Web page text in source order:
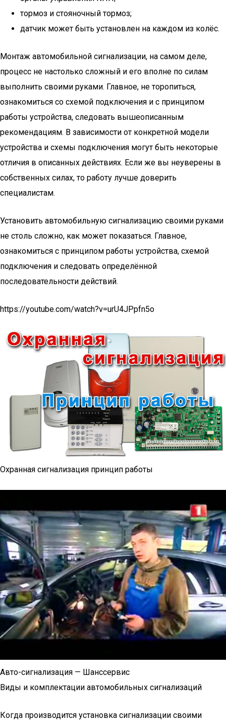
тормоз и стояночный тормоз;
датчик может быть установлен на каждом из колёс.
Монтаж автомобильной сигнализации, на самом деле,
процесс не настолько сложный и его вполне по силам
выполнить своими руками. Главное, не торопиться,
ознакомиться со схемой подключения и с принципом
работы устройства, следовать вышеописанным
рекомендациям. В зависимости от конкретной модели
устройства и схемы подключения могут быть некоторые
отличия в описанных действиях. Если же вы неуверены в
собственных силах, то работу лучше доверить
специалистам.
Установить автомобильную сигнализацию своими руками
не столь сложно, как может показаться. Главное,
ознакомиться с принципом работы устройства, схемой
подключения и следовать определённой
последовательности действий.
https://youtube.com/watch?v=urU4JPpfn5o
Охранная сигнализация принцип работы
Авто-сигнализация — Шанссервис
Виды и комплектации автомобильных сигнализаций
Когда производится установка сигнализации своими